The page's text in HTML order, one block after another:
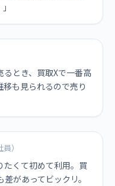
るとき、買取Xで一番高
も見られるので売り
）
たくて初めて利用。買
があってビックリ。